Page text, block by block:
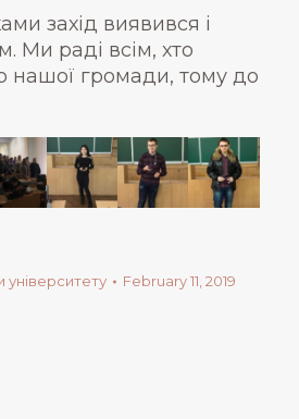
захід виявився і
Ми раді всім, хто
нашої громади, тому до
університету February 11, 2019